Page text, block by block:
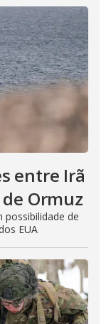
entre Irã
Ormuz
de
EUA